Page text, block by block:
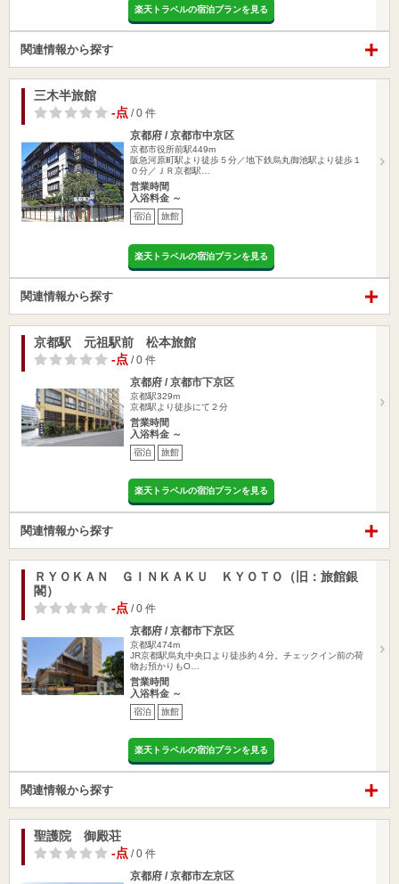
楽天トラベルの宿泊プランを見る
関連情報から探す
三木半旅館
-点 / 0 件
京都府 / 京都市中京区
京都市役所前駅449m
阪急河原町駅より徒歩５分／地下鉄烏丸御池駅より徒歩１
０分／ＪＲ京都駅…
営業時間
入浴料金 ～
宿泊 旅館
楽天トラベルの宿泊プランを見る
関連情報から探す
京都駅 元祖駅前 松本旅館
-点 / 0 件
京都府 / 京都市下京区
京都駅329m
京都駅より徒歩にて２分
営業時間
入浴料金 ～
宿泊 旅館
楽天トラベルの宿泊プランを見る
関連情報から探す
ＲＹＯＫＡＮ ＧＩＮＫＡＫＵ ＫＹＯＴＯ（旧：旅館銀
閣）
-点 / 0 件
京都府 / 京都市下京区
京都駅474m
JR京都駅烏丸中央口より徒歩約４分。チェックイン前の荷
物お預かりもO…
営業時間
入浴料金 ～
宿泊 旅館
楽天トラベルの宿泊プランを見る
関連情報から探す
聖護院 御殿荘
-点 / 0 件
京都府 / 京都市左京区